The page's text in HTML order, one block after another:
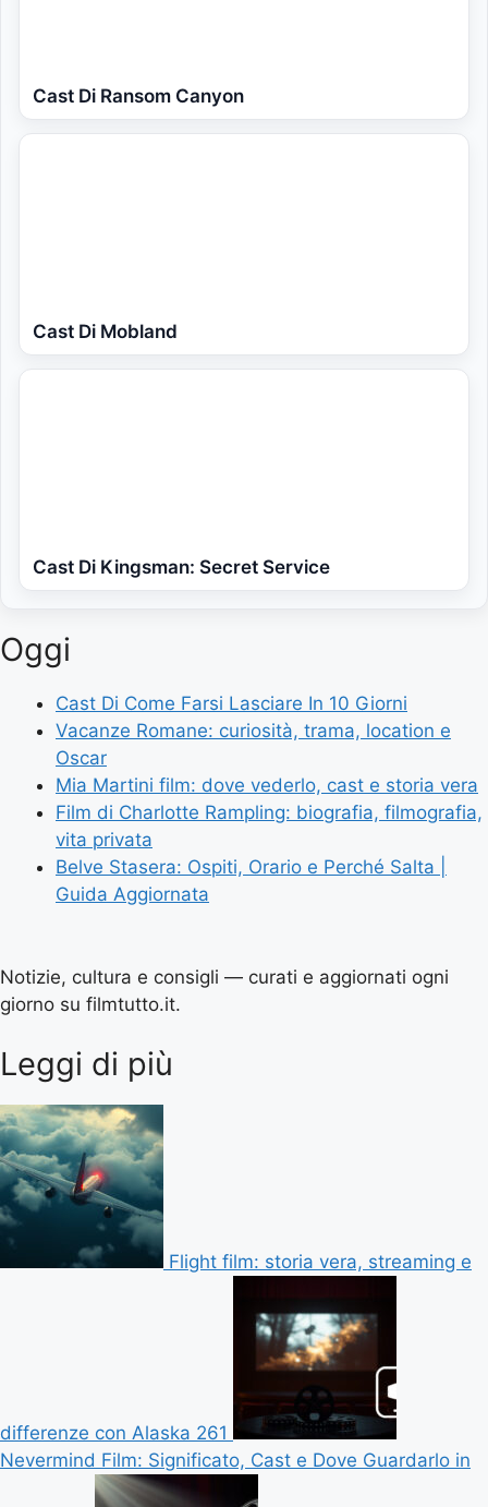
Cast Di Ransom Canyon
Cast Di Mobland
Cast Di Kingsman: Secret Service
Oggi
Cast Di Come Farsi Lasciare In 10 Giorni
Vacanze Romane: curiosità, trama, location e
Oscar
Mia Martini film: dove vederlo, cast e storia vera
Film di Charlotte Rampling: biografia, filmografia,
vita privata
Belve Stasera: Ospiti, Orario e Perché Salta |
Guida Aggiornata
Notizie, cultura e consigli — curati e aggiornati ogni
giorno su filmtutto.it.
Leggi di più
Flight film: storia vera, streaming e
differenze con Alaska 261
Nevermind Film: Significato, Cast e Dove Guardarlo in